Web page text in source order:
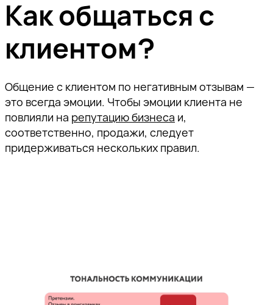
Как общаться с
клиентом?
Общение с клиентом по негативным отзывам —
это всегда эмоции. Чтобы эмоции клиента не
повлияли на репутацию бизнеса и,
соответственно, продажи, следует
придерживаться нескольких правил.